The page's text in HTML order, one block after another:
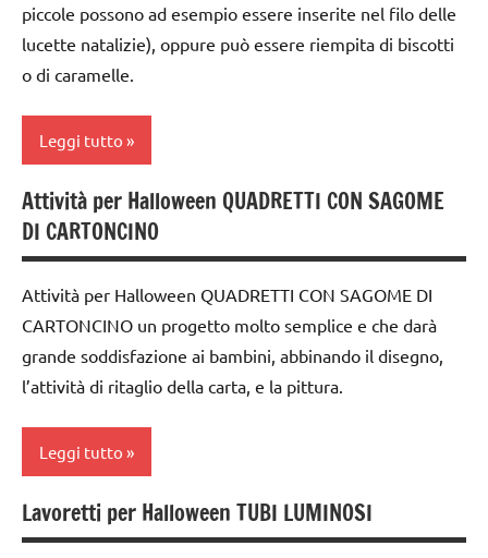
ARTE
IMMAGINE
Waldorf
dai
3 ai
6
dai
GUIDA
DIDATTICA
WALDORF
piccole possono ad esempio essere inserite nel filo delle
lucette natalizie), oppure può essere riempita di biscotti
o di caramelle.
Leggi tutto
Autunno
da 0
dai
anni
Attività per Halloween QUADRETTI CON SAGOME
DI CARTONCINO
Attività per Halloween QUADRETTI CON SAGOME DI
CARTONCINO un progetto molto semplice e che darà
grande soddisfazione ai bambini, abbinando il disegno,
l’attività di ritaglio della carta, e la pittura.
Leggi tutto
ARTE
IMMAGINE
Lavoretti per Halloween TUBI LUMINOSI